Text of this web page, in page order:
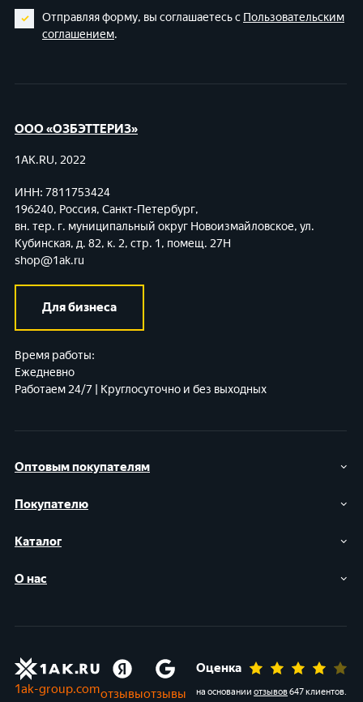
Отправляя форму, вы соглашаетесь с Пользовательским
соглашением.
Оптовым покупателям
Покупателю
Каталог
О нас
ООО «ОЗБЭТТЕРИЗ»
1AK.RU, 2022
ИНН: 7811753424
196240, Россия, Санкт-Петербург,
вн. тер. г. муниципальный округ Новоизмайловское, ул.
Кубинская, д. 82, к. 2, стр. 1, помещ. 27Н
shop@1ak.ru
Для бизнеса
Время работы:
Ежедневно
Работаем 24/7 | Круглосуточно и без выходных
1ak-group.comотзывыотзывы
Оценка
на основании отзывов647 клиентов.